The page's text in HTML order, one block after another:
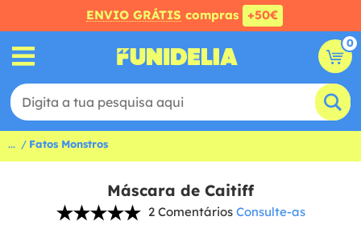
ENVIO GRÁTIS compras +50€
0
... Fatos Monstros
Máscara de Caitiff
2 Comentários Consulte-as